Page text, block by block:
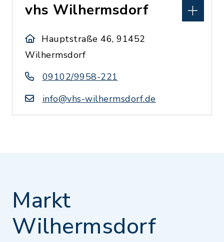
vhs Wilhermsdorf
Hauptstraße 46, 91452
Wilhermsdorf
09102/9958-221
info@vhs-wilhermsdorf.de
Markt
Wilhermsdorf